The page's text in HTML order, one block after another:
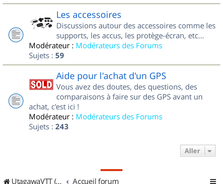
Les accessoires
Discussions autour des accessoires comme les
supports, les accus, les protège-écran, etc...
Modérateur : Modérateurs des Forums
Sujets : 59
Aide pour l'achat d'un GPS
Vous avez des doutes, des questions, des
comparaisons à faire sur des GPS avant un
achat, c'est ici !
Modérateur : Modérateurs des Forums
Sujets : 243
Aller
UtagawaVTT (Randos VTT et VTTAE avec traces GPS) Accueil forum